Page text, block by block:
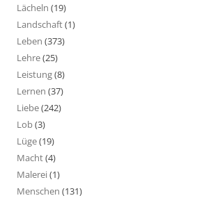
Lächeln (19)
Landschaft(1)
Leben (373)
Lehre(25)
Leistung(8)
Lernen (37)
Liebe(242)
Lob(3)
Lüge(19)
Macht(4)
Malerei(1)
Menschen (131)